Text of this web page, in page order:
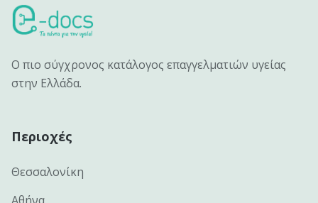
Ο πιο σύγχρονος κατάλογος επαγγελματιών υγείας
στην Ελλάδα.
Περιοχές
Θεσσαλονίκη